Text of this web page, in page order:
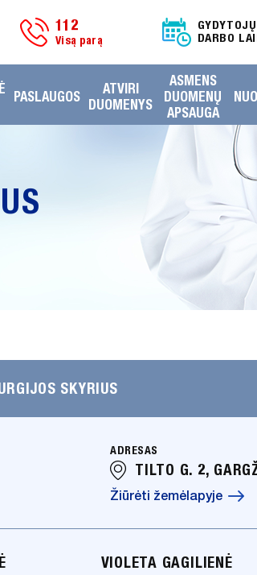
112
Visą parą
GYDYTOJŲ
DARBO
PASLAUGOS
ATVIRI
DUOMENYS
ASMENS
DUOMENŲ
APSAUGA
SKYRIUS
ADRESAS
TILTO G. 2,
Žiūrėti žemėlapyje
VIOLETA GAGILIENĖ